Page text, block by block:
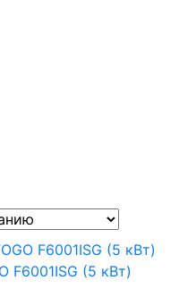
F6001ISG (5 кВт)